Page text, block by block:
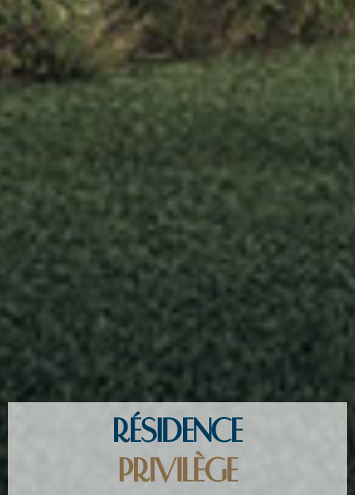
RÉSIDENCE
PRIVILÈGE